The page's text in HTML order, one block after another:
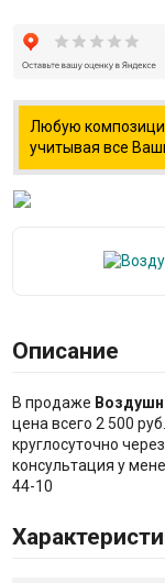
Любую
учитывая все
Описание
В продаже
цена всего 2 500
круглосуточно
консультация у
44-10